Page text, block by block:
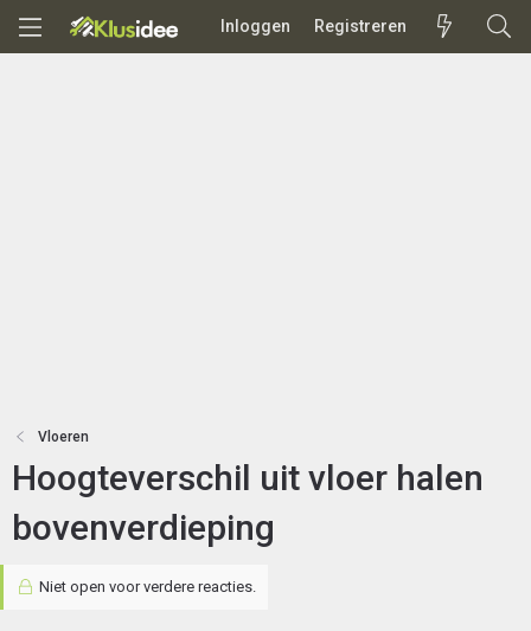
Inloggen Registreren
Vloeren
Hoogteverschil uit vloer halen
bovenverdieping
Niet open voor verdere reacties.